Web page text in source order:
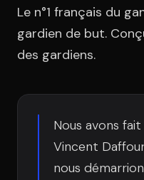
Activités
Équipe
Le n°1 français du
gardien de but.
des gardiens.
Nous avons
Vincent
nous